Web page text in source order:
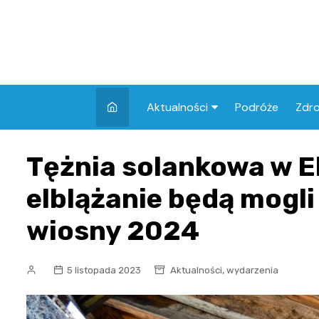
Aktualności Podróże
Tężnia solankowa w
elblążanie będą
wiosny 2024
5 listopada 2023 Aktualności, wydarzenia